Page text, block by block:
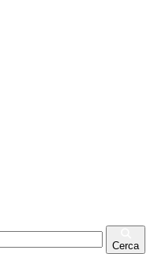
Cerca